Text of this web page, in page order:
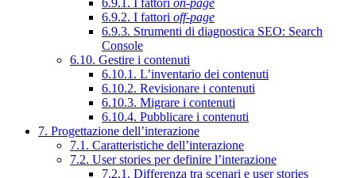
6.9.2. I fattori off-page
6.9.3. Strumenti di diagnostica SEO: Search
Console
6.10. Gestire i contenuti
6.10.1. L’inventario dei contenuti
6.10.2. Revisionare i contenuti
6.10.3. Migrare i contenuti
6.10.4. Pubblicare i contenuti
7. Progettazione dell’interazione
7.1. Caratteristiche dell’interazione
7.2. User stories per definire l’interazione
7.2.1. Differenza tra scenari e user stories